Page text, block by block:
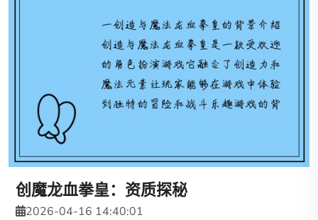
创魔龙血拳皇：资质探秘
2026-04-16 14:40:01